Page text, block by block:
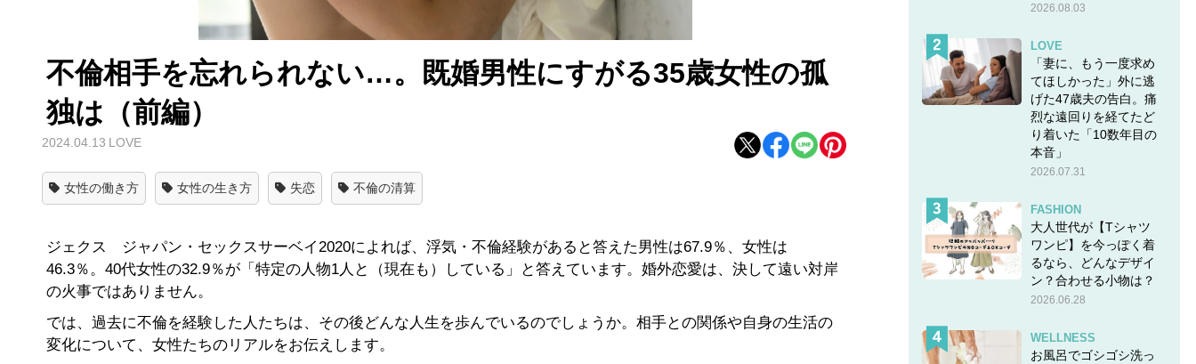
不倫相手を忘れられない…。既婚男性にすがる35歳女性の孤
独は（前編）
2024.04.13 LOVE
女性の働き方 女性の生き方 失恋 不倫の清算
ジェクス ジャパン・セックスサーベイ2020によれば、浮気・不倫経験があると答えた男性は67.9％、女性は
46.3％。40代女性の32.9％が「特定の人物1人と（現在も）している」と答えています。婚外恋愛は、決して遠い対岸
の火事ではありません。
では、過去に不倫を経験した人たちは、その後どんな人生を歩んでいるのでしょうか。相手との関係や自身の生活の
変化について、女性たちのリアルをお伝えします。
2026.08.03
LOVE
「妻に、もう一度求め
てほしかった」外に逃
げた47歳夫の告白。痛
烈な遠回りを経てたど
り着いた「10数年目の
本音」
2026.07.31
FASHION
大人世代が【Tシャツ
ワンピ】を今っぽく着
るなら、どんなデザイ
ン？合わせる小物は？
2026.06.28
WELLNESS
お風呂でゴシゴシ洗っ